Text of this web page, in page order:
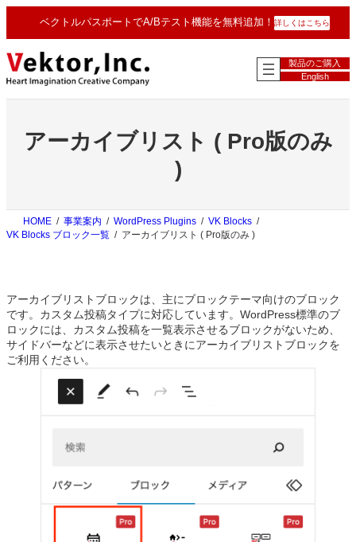
を
ス
キ
ッ
ベクトルパスポートでA/Bテスト機能を無料追加！ 詳しくはこちら
製品のご購入
English
アーカイブリスト ( Pro版のみ
)
HOME 事業案内 WordPress Plugins
VK Blocks
VK Blocks ブロック一覧
アーカイブリスト ( Pro版のみ )
アーカイブリストブロックは、主にブロックテーマ向けのブロック
です。カスタム投稿タイプに対応しています。WordPress標準のブ
ロックには、カスタム投稿を一覧表示させるブロックがないため、
サイドバーなどに表示させたいときにアーカイブリストブロックを
ご利用ください。